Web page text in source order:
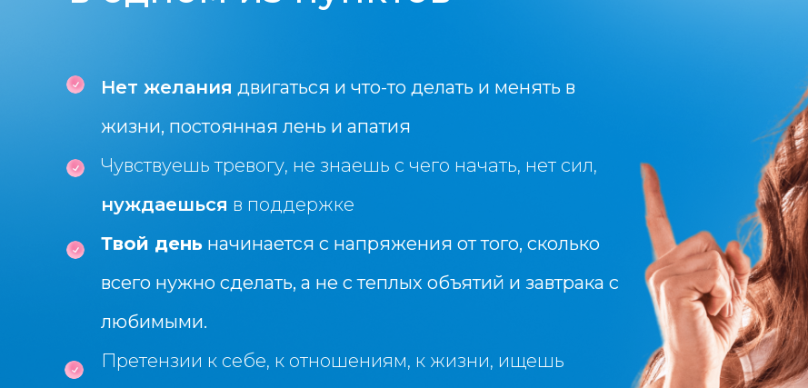
Нет желания двигаться и что-то делать и менять в
жизни, постоянная лень и апатия
Чувствуешь тревогу, не знаешь с чего начать, нет сил,
нуждаешься в поддержке
Твой день начинается с напряжения от того, сколько
всего нужно сделать, а не с теплых объятий и завтрака с
любимыми.
Претензии к себе, к отношениям, к жизни, ищешь